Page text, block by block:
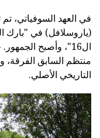
في العهد السوفياتي،
(ياروسلافل) في "بارك
ال16"، وأصبح
منتظم السابق
التاريخي الأصلي.